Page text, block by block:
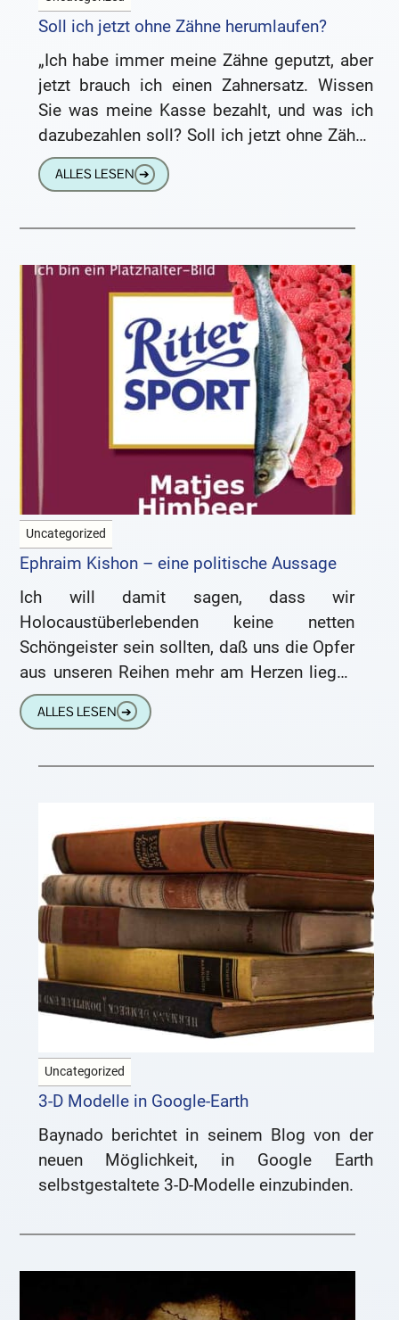
Soll ich jetzt ohne Zähne herumlaufen?
„Ich habe immer meine Zähne geputzt, aber
jetzt brauch ich einen Zahnersatz. Wissen
Sie was meine Kasse bezahlt, und was ich
dazubezahlen soll? Soll ich jetzt ohne Zähne
herumlaufen?“ Wir
ALLES LESEN ➔
Uncategorized
Ephraim Kishon – eine politische Aussage
Ich will damit sagen, dass wir
Holocaustüberlebenden keine netten
Schöngeister sein sollten, daß uns die Opfer
aus unseren Reihen mehr am Herzen liegen
müssen als die Mörder der
Terrororganisationen, ganz
ALLES LESEN ➔
Uncategorized
3-D Modelle in Google-Earth
Baynado berichtet in seinem Blog von der
neuen Möglichkeit, in Google Earth
selbstgestaltete 3-D-Modelle einzubinden.